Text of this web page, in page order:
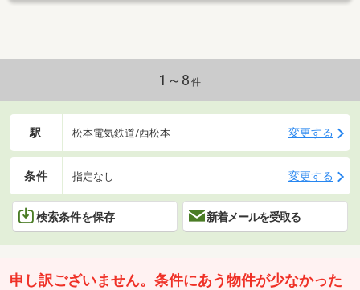
1～8 件
駅 松本電気鉄道/西松本 変更する
条件 指定なし 変更する
検索条件を保存 新着メールを受取る
申し訳ございません。条件にあう物件が少なかった